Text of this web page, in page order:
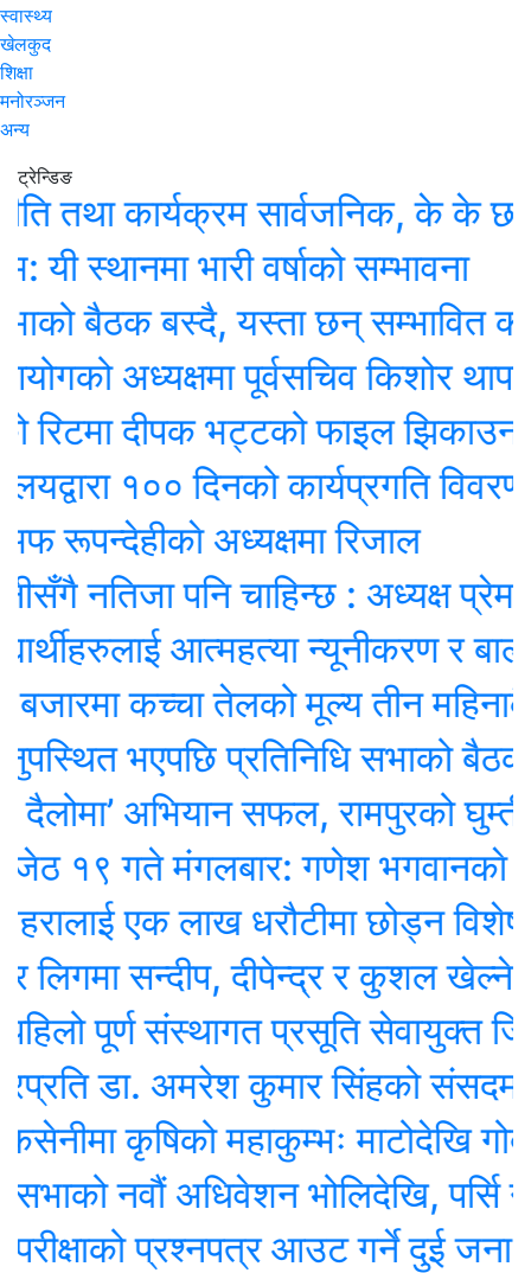
स्वास्थ्य
खेलकुद
शिक्षा
मनोरञ्जन
अन्य
ट्रेन्डिङ
कार्यक्रम सार्वजनिक, के के छन्
भारी वर्षाको सम्भावना
बैठक बस्दै, यस्ता छन् सम्भावित
अध्यक्षमा पूर्वसचिव किशोर थापा
दीपक भट्टको फाइल झिकाउन
१०० दिनको कार्यप्रगति विवरण
अध्यक्षमा रिजाल
नतिजा पनि चाहिन्छ : अध्यक्ष प्रेम श्रेष्ठ
आत्महत्या न्यूनीकरण र बाल
कच्चा तेलको मूल्य तीन महिनाकै
भएपछि प्रतिनिधि सभाको बैठक
अभियान सफल, रामपुरको घुम्ती
गते मंगलबार: गणेश भगवानकाे दिन,
एक लाख धरौटीमा छोड्न विशेष
सन्दीप, दीपेन्द्र र कुशल खेल्ने
पूर्ण संस्थागत प्रसूति सेवायुक्त जिल्ला
डा. अमरेश कुमार सिंहको संसदमा
कृषिको महाकुम्भः माटोदेखि गोबर
नवौं अधिवेशन भोलिदेखि, पर्सि नीति
प्रश्नपत्र आउट गर्ने दुई जना